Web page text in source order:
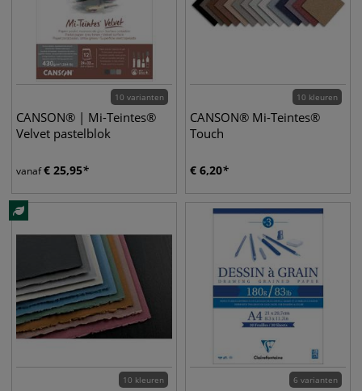
10 varianten
CANSON® | Mi-Teintes®
Velvet pastelblok
vanaf€ 25,95
10 kleuren
CANSON® Mi-Teintes®
Touch
€ 6,20
10 kleuren 6 varianten